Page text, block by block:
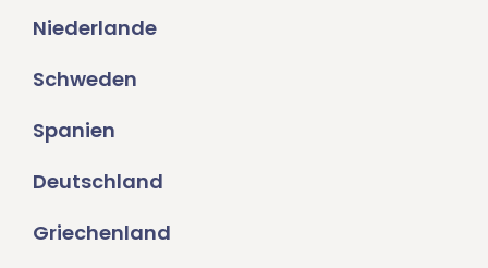
Niederlande
Schweden
Spanien
Deutschland
Griechenland